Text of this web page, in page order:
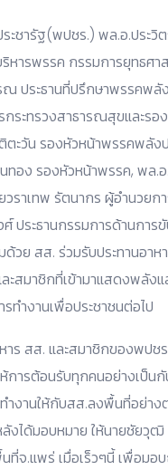
ชารัฐ(พปชร.) พล.อ.ประ
หารพรรค กรรมการยุทธศ
ประธานที่ปรึกษาพรรคพลั
ระทรวงสาธารณสุขและร
ะวัน รองหัวหน้าพรรคพลัง
นทอง รองหัวหน้าพรรค,
ราเทพ รัตนากร ผู้อำนวยก
ระธานกรรมการด้านการ
ย สส. ร่วมรับประทานอาห
ะสมาชิกที่เข้ามาแสดงพลัง
ทำงานเพื่อประชาชนต่อไป
ร สส. และสมาชิกของพปช
การต้อนรับทุกคนอย่างเป็น
ำงานให้กับสส.​ลงพื้นที่อย่า
งได้มอบหมาย ให้นายชัยวุ
จ.แพร่ เมื่อเร็วๆนี้ เพื่อมอ